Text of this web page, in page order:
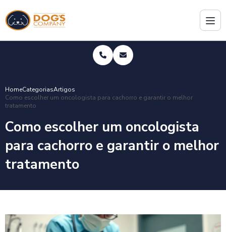
HomeCategoriasArtigos
Como escolher um oncologista para cachorro e garantir o melhor
tratamento
Como escolher um oncologista
para cachorro e garantir o melhor
tratamento